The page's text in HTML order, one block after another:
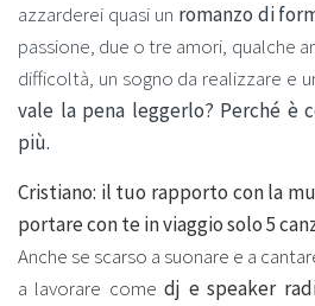
azzarderei quasi un romanzo di
passione, due o tre amori, qualche
difficoltà, un sogno da realizzare e
vale la pena leggerlo? Perché è
più.
Cristiano: il tuo rapporto con la
portare con te in viaggio solo 5
Anche se scarso a suonare e a
a lavorare comedj e speaker